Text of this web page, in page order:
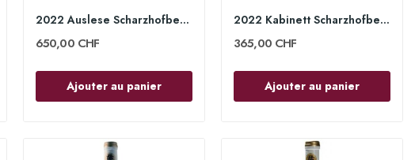
2022 Auslese Scharzhofberger 75 cl - Egon Müller
650,00 CHF
Ajouter au panier
2022 Kabinett Scharzhofberger 150cl - Egon Müller
365,00 CHF
Ajouter au panier